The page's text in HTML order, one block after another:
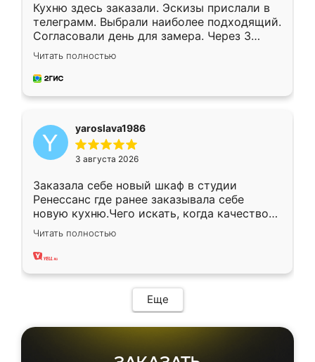
Кухню здесь заказали. Эскизы прислали в
телеграмм. Выбрали наиболее подходящий.
Согласовали день для замера. Через 3
недели кухня была уже готова. Остались
довольны работой. Спасибо Ренессанс
мебель за качественную работу!
Читать полностью
yaroslava1986
3 августа 2026
Заказала себе новый шкаф в студии
Ренессанс где ранее заказывала себе
новую кухню.Чего искать, когда качеством
вполне довольна. Служит кухня уже почти
два года, нареканий нет.
Читать полностью
Еще